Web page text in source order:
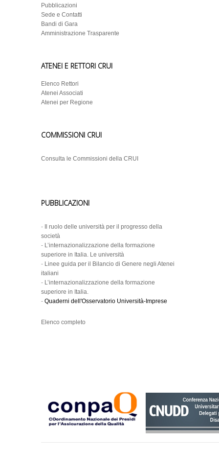
Pubblicazioni
Sede e Contatti
Bandi di Gara
Amministrazione Trasparente
ATENEI E RETTORI CRUI
Elenco Rettori
Atenei Associati
Atenei per Regione
COMMISSIONI CRUI
Consulta le Commissioni della CRUI
PUBBLICAZIONI
-
Il ruolo delle università per il progresso della
società
- L’internazionalizzazione della formazione
superiore in Italia. Le università
- Linee guida per il Bilancio di Genere negli Atenei
italiani
- L’internazionalizzazione della formazione
superiore in Italia.
- Quaderni dell'Osservatorio Università-Imprese
Elenco completo